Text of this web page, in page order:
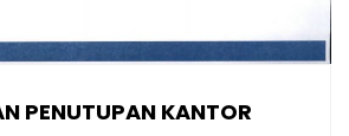
PENUTUPAN KANTOR